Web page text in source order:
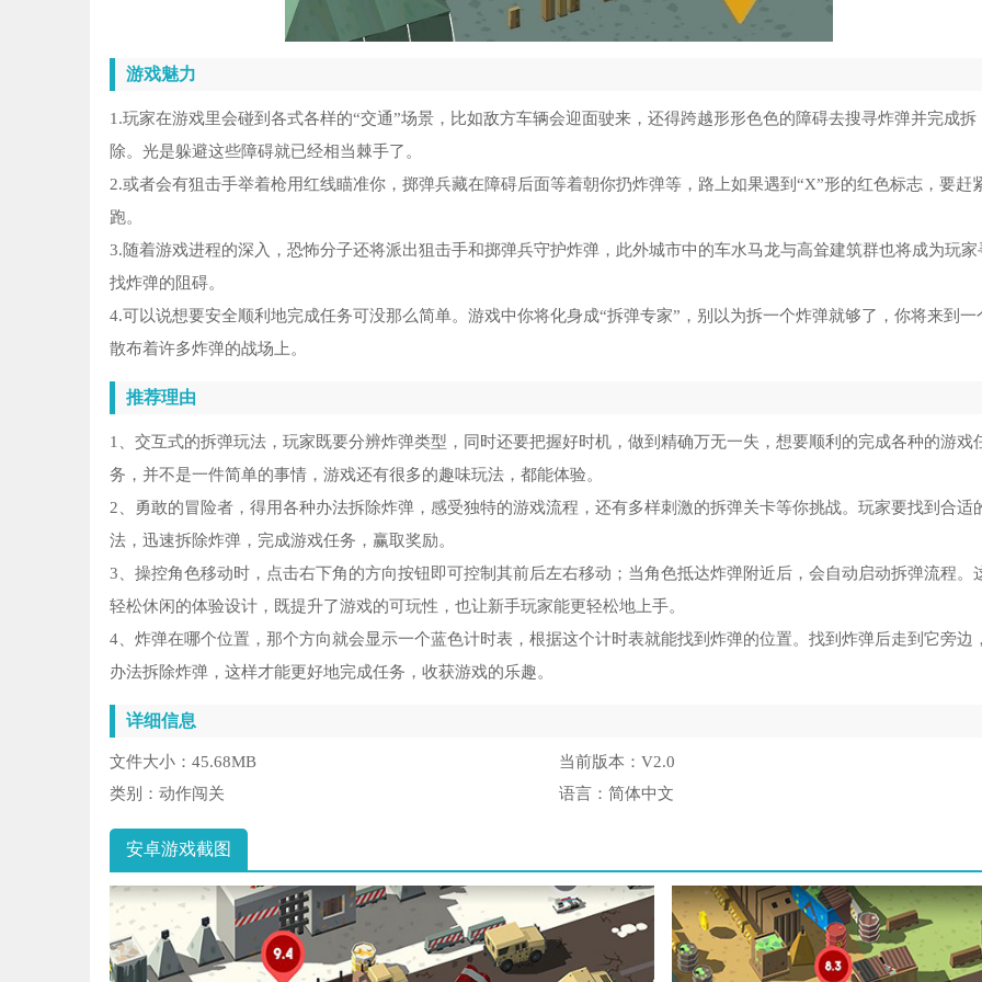
游戏魅力
1.玩家在游戏里会碰到各式各样的“交通”场景，比如敌方车辆会迎面驶来，还得跨越形形色色的障碍去搜寻炸弹并完成拆
除。光是躲避这些障碍就已经相当棘手了。
2.或者会有狙击手举着枪用红线瞄准你，掷弹兵藏在障碍后面等着朝你扔炸弹等，路上如果遇到“X”形的红色标志，要赶
跑。
3.随着游戏进程的深入，恐怖分子还将派出狙击手和掷弹兵守护炸弹，此外城市中的车水马龙与高耸建筑群也将成为玩家
找炸弹的阻碍。
4.可以说想要安全顺利地完成任务可没那么简单。游戏中你将化身成“拆弹专家”，别以为拆一个炸弹就够了，你将来到一
散布着许多炸弹的战场上。
推荐理由
1、交互式的拆弹玩法，玩家既要分辨炸弹类型，同时还要把握好时机，做到精确万无一失，想要顺利的完成各种的游戏
务，并不是一件简单的事情，游戏还有很多的趣味玩法，都能体验。
2、勇敢的冒险者，得用各种办法拆除炸弹，感受独特的游戏流程，还有多样刺激的拆弹关卡等你挑战。玩家要找到合适
法，迅速拆除炸弹，完成游戏任务，赢取奖励。
3、操控角色移动时，点击右下角的方向按钮即可控制其前后左右移动；当角色抵达炸弹附近后，会自动启动拆弹流程。
轻松休闲的体验设计，既提升了游戏的可玩性，也让新手玩家能更轻松地上手。
4、炸弹在哪个位置，那个方向就会显示一个蓝色计时表，根据这个计时表就能找到炸弹的位置。找到炸弹后走到它旁边
办法拆除炸弹，这样才能更好地完成任务，收获游戏的乐趣。
详细信息
文件大小： 45.68MB 当前版本： V2.0
类别： 动作闯关 语言： 简体中文
安卓游戏截图